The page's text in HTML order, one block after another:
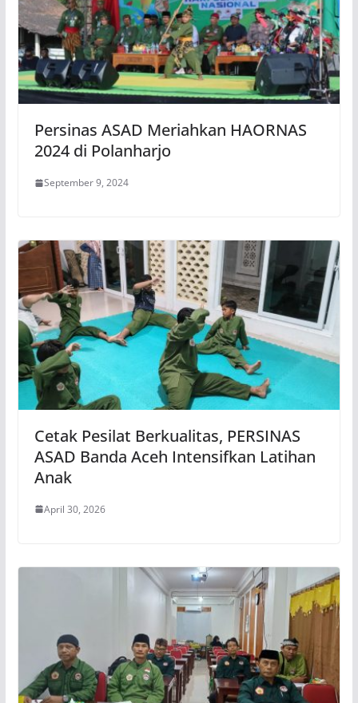
Persinas ASAD Meriahkan HAORNAS
2024 di Polanharjo
September 9, 2024
Cetak Pesilat Berkualitas, PERSINAS
ASAD Banda Aceh Intensifkan Latihan
Anak
April 30, 2026